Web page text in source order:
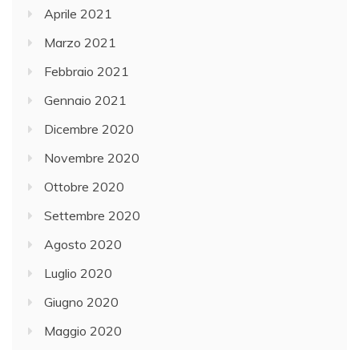
Aprile 2021
Marzo 2021
Febbraio 2021
Gennaio 2021
Dicembre 2020
Novembre 2020
Ottobre 2020
Settembre 2020
Agosto 2020
Luglio 2020
Giugno 2020
Maggio 2020